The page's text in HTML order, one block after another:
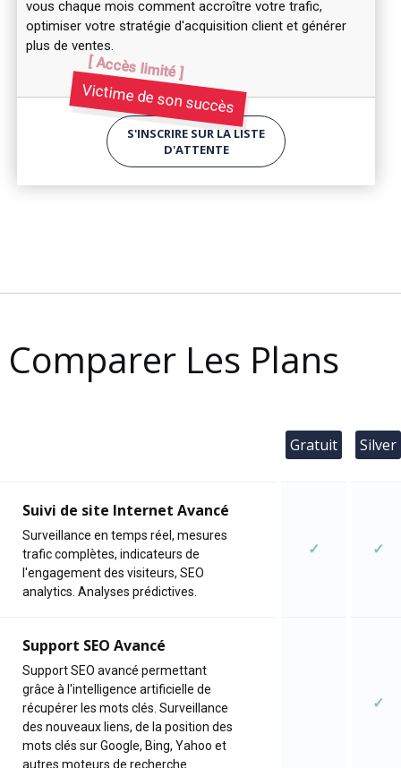
vous chaque mois comment accroître votre trafic,
optimiser votre stratégie d'acquisition client et générer
plus de ventes.
[ Accès limité ]
Victime de son succès
S'INSCRIRE SUR LA LISTE
D'ATTENTE
Comparer Les Plans
Gratuit Silver
Suivi de site Internet Avancé
Surveillance en temps réel, mesures
trafic complètes, indicateurs de
l'engagement des visiteurs, SEO
analytics. Analyses prédictives.
✓ ✓
Support SEO Avancé
Support SEO avancé permettant
grâce à l'intelligence artificielle de
récupérer les mots clés. Surveillance
des nouveaux liens, de la position des
mots clés sur Google, Bing, Yahoo et
autres moteurs de recherche.
✓